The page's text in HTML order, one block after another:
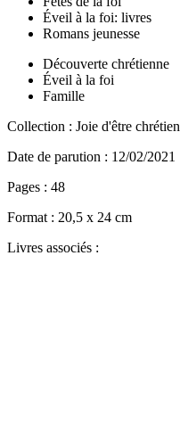
Éveil à la foi: livres
Romans jeunesse
Découverte chrétienne
Éveil à la foi
Famille
Collection : Joie d'être chrétien
Date de parution : 12/02/2021
Pages : 48
Format : 20,5 x 24 cm
Livres associés :